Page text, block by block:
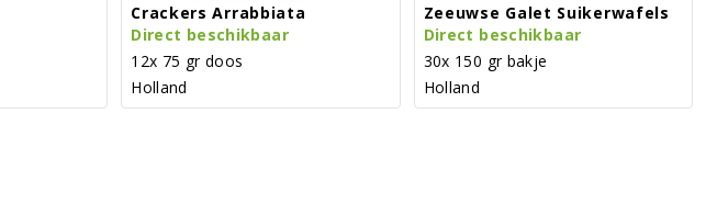
Crackers Arrabbiata
Direct beschikbaar
12x 75 gr doos
Holland
Zeeuwse Galet Suikerwafels
Direct beschikbaar
30x 150 gr bakje
Holland